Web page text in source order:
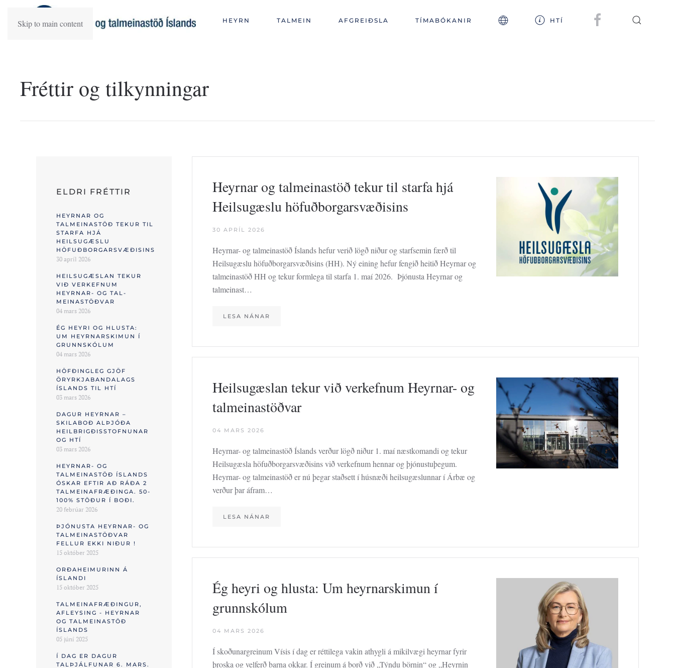
Skip to main content HEYRN TALMEIN AFGREIÐSLA TÍMABÓKANIR HTÍ
Fréttir og tilkynningar
ELDRI FRÉTTIR
HEYRNAR OG
TALMEINASTÖÐ TEKUR TIL
STARFA HJÁ
HEILSUGÆSLU
HÖFUÐBORGARSVÆÐISINS
30 apríl 2026
HEILSU­GÆSLAN TEKUR
VIÐ VERK­EFNUM
HEYRNAR- OG TAL­
MEINASTÖÐVAR
04 mars 2026
ÉG HEYRI OG HLUSTA:
UM HEYRNARSKIMUN Í
GRUNN­SKÓLUM
04 mars 2026
HÖFÐINGLEG GJÖF
ÖRYRKJABANDALAGS
ÍSLANDS TIL HTÍ
03 mars 2026
DAGUR HEYRNAR –
SKILABOÐ ALÞJÓÐA
HEILBRIGÐISSTOFNUNAR
OG HTÍ
03 mars 2026
HEYRNAR- OG
TALMEINASTÖÐ ÍSLANDS
ÓSKAR EFTIR AÐ RÁÐA 2
TALMEINAFRÆÐINGA. 50-
100% STÖÐUR Í BOÐI.
20 febrúar 2026
ÞJÓNUSTA HEYRNAR- OG
TALMEINASTÖÐVAR
FELLUR EKKI NIÐUR !
15 október 2025
ORÐAHEIMURINN Á
ÍSLANDI
15 október 2025
TALMEINAFRÆÐINGUR,
AFLEYSING - HEYRNAR
OG TALMEINASTÖÐ
ÍSLANDS
05 júní 2025
Í DAG ER DAGUR
TALÞJÁLFUNAR 6. MARS.
Heyrnar og talmeinastöð tekur til starfa hjá
Heilsugæslu höfuðborgarsvæðisins
30 APRÍL 2026
Heyrnar- og talmeinastöð Íslands hefur verið lögð niður og starfsemin færð til
Heilsugæslu höfuðborgarsvæðisins (HH). Ný eining hefur fengið heitið Heyrnar og
talmeinastöð HH og tekur formlega til starfa 1. maí 2026. Þjónusta Heyrnar og
talmeinast…
LESA NÁNAR
Heilsu­gæslan tekur við verk­efnum Heyrnar- og
tal­meinastöðvar
04 MARS 2026
Heyrnar- og talmeinastöð Íslands verður lögð niður 1. maí næstkomandi og tekur
Heilsugæsla höfuðborgarsvæðisins við verkefnum hennar og þjónustuþegum.
Heyrnar- og talmeinastöð er nú þegar staðsett í húsnæði heilsugæslunnar í Árbæ og
verður þar áfram…
LESA NÁNAR
Ég heyri og hlusta: Um heyrnarskimun í
grunn­skólum
04 MARS 2026
Í skoðunargreinum Vísis í dag er réttilega vakin athygli á mikilvægi heyrnar fyrir
þroska og velferð barna okkar. Í greinum á borð við „Týndu börnin“ og „Heyrnin